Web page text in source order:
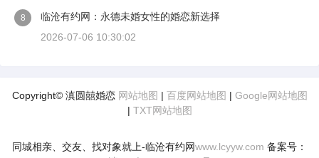
8
临沧有约网：永德未婚女性的婚恋新选择
2026-07-06 10:30:02
Copyright© 滇圆囍婚恋 网站地图 | 百度网站地图 | Google网站地图
| TXT网站地图
同城相亲、交友、找对象就上-临沧有约网www.lcyyw.com 备案号：